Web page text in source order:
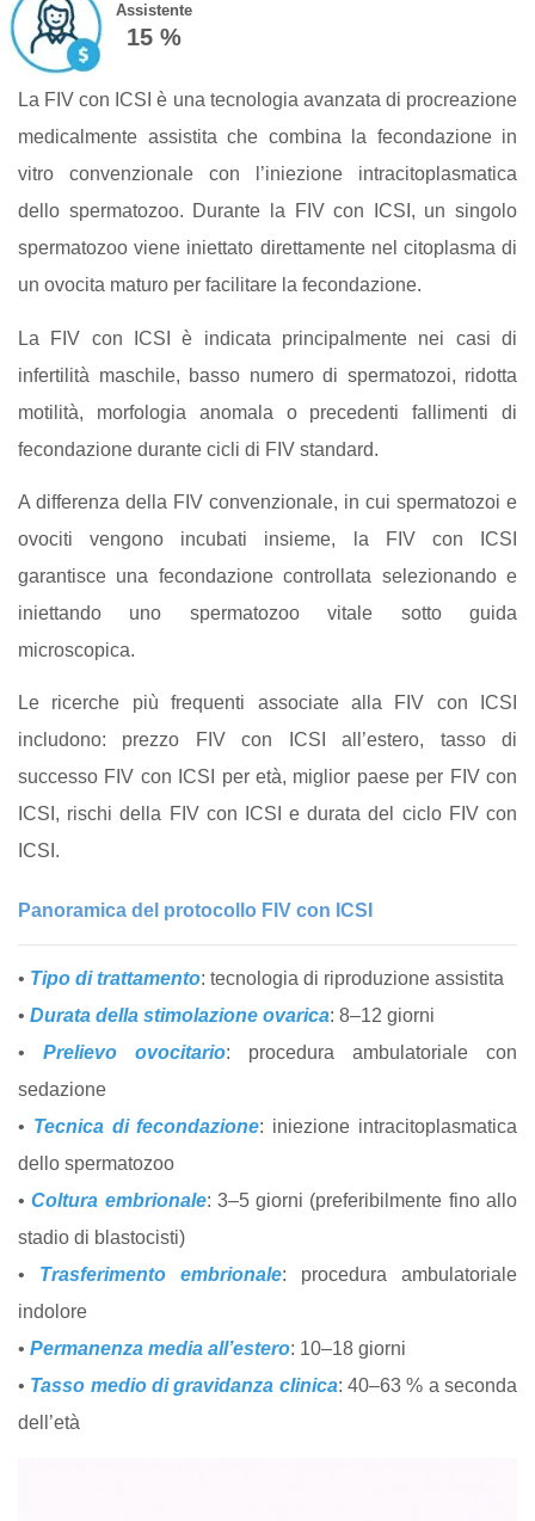
Assistente
15 %
La FIV con ICSI è una tecnologia avanzata di procreazione
medicalmente assistita che combina la fecondazione in
vitro convenzionale con l’iniezione intracitoplasmatica
dello spermatozoo. Durante la FIV con ICSI, un singolo
spermatozoo viene iniettato direttamente nel citoplasma di
un ovocita maturo per facilitare la fecondazione.
La FIV con ICSI è indicata principalmente nei casi di
infertilità maschile, basso numero di spermatozoi, ridotta
motilità, morfologia anomala o precedenti fallimenti di
fecondazione durante cicli di FIV standard.
A differenza della FIV convenzionale, in cui spermatozoi e
ovociti vengono incubati insieme, la FIV con ICSI
garantisce una fecondazione controllata selezionando e
iniettando uno spermatozoo vitale sotto guida
microscopica.
Le ricerche più frequenti associate alla FIV con ICSI
includono: prezzo FIV con ICSI all’estero, tasso di
successo FIV con ICSI per età, miglior paese per FIV con
ICSI, rischi della FIV con ICSI e durata del ciclo FIV con
ICSI.
Panoramica del protocollo FIV con ICSI
• Tipo di trattamento: tecnologia di riproduzione assistita
• Durata della stimolazione ovarica: 8–12 giorni
• Prelievo ovocitario: procedura ambulatoriale con
sedazione
• Tecnica di fecondazione: iniezione intracitoplasmatica
dello spermatozoo
•Coltura embrionale: 3–5 giorni (preferibilmente fino allo
stadio di blastocisti)
• Trasferimento embrionale: procedura ambulatoriale
indolore
• Permanenza media all’estero: 10–18 giorni
• Tasso medio di gravidanza clinica: 40–63 % a seconda
dell’età